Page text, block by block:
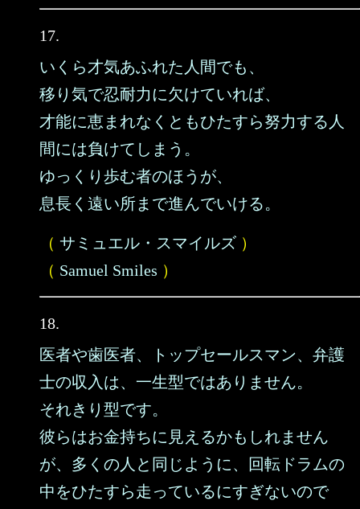
17.
いくら才気あふれた人間でも、
移り気で忍耐力に欠けていれば、
才能に恵まれなくともひたすら努力する人
間には負けてしまう。
ゆっくり歩む者のほうが、
息長く遠い所まで進んでいける。
（ サミュエル・スマイルズ ）
（ Samuel Smiles ）
18.
医者や歯医者、トップセールスマン、弁護
士の収入は、一生型ではありません。
それきり型です。
彼らはお金持ちに見えるかもしれません
が、多くの人と同じように、回転ドラムの
中をひたすら走っているにすぎないので